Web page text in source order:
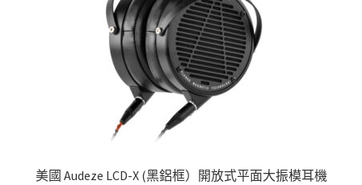
美國 Audeze LCD-X (黑鋁框）開放式平面大振模耳機